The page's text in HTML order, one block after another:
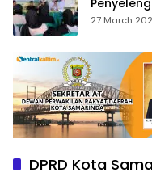
dan
27 March
DPRD Kota